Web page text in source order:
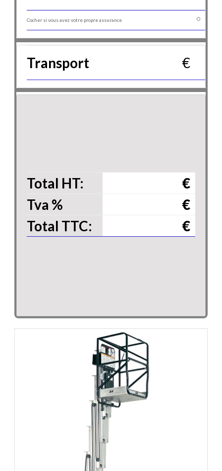
Cocher si vous avez votre propre assurance
Transport €
Total HT:
€
Tva %
€
Total TTC:
€